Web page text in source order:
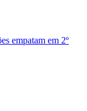
empatam em 2º